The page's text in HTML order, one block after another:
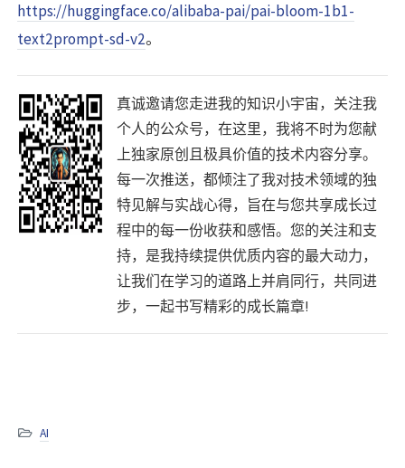
https://huggingface.co/alibaba-pai/pai-bloom-1b1-
text2prompt-sd-v2。
真诚邀请您走进我的知识小宇宙，关注我
个人的公众号，在这里，我将不时为您献
上独家原创且极具价值的技术内容分享。
每一次推送，都倾注了我对技术领域的独
特见解与实战心得，旨在与您共享成长过
程中的每一份收获和感悟。您的关注和支
持，是我持续提供优质内容的最大动力，
让我们在学习的道路上并肩同行，共同进
步，一起书写精彩的成长篇章!
AI